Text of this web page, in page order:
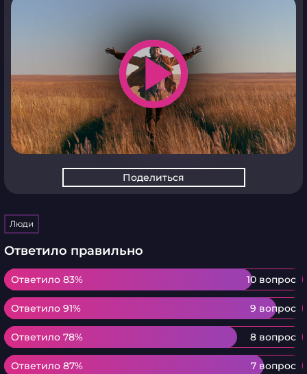
play_arrow
Поделиться
Люди
Ответило правильно
Ответило 83% 10 вопрос
Ответило 83%
Ответило 91% 9 вопрос
Ответило 91%
Ответило 78% 8 вопрос
Ответило 78%
Ответило 87% 7 вопрос
Ответило 87%